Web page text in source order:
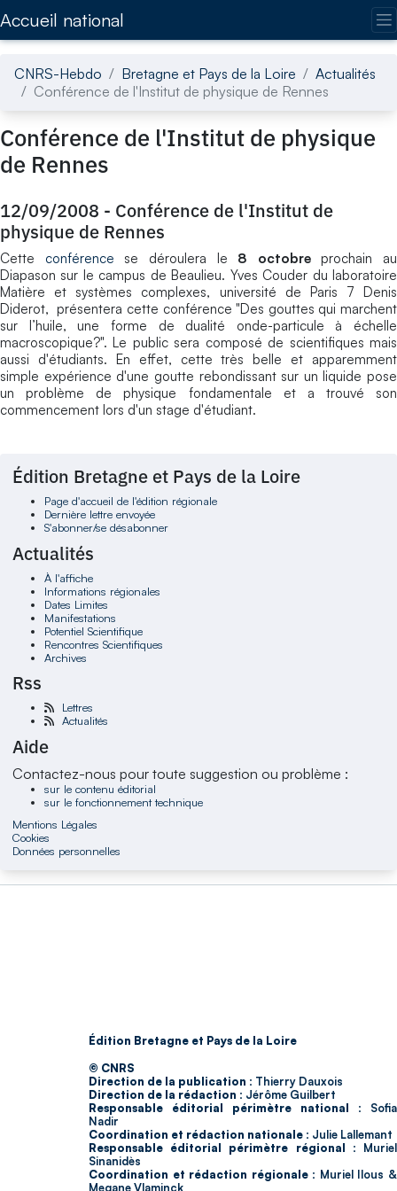
Accueil national
CNRS-Hebdo Bretagne et Pays de la Loire
Actualités
Conférence de l'Institut de physique de Rennes
Conférence de l'Institut de physique
de Rennes
12/09/2008 - Conférence de l'Institut de
physique de Rennes
Cette conférence se déroulera le 8 octobreprochain au
Diapason sur le campus de Beaulieu. Yves Couder du laboratoire
Matière et systèmes complexes, université de Paris 7 Denis
Diderot, présentera cette conférence "Des gouttes qui marchent
sur l’huile, une forme de dualité onde-particule à échelle
macroscopique?". Le public sera composé de scientifiques mais
aussi d'étudiants. En effet, cette très belle et apparemment
simple expérience d'une goutte rebondissant sur un liquide pose
un problème de physique fondamentale et a trouvé son
commencement lors d'un stage d'étudiant.
Édition Bretagne et Pays de la Loire
Page d'accueil de l'édition régionale
Dernière lettre envoyée
S'abonner/se désabonner
Actualités
À l'affiche
Informations régionales
Dates Limites
Manifestations
Potentiel Scientifique
Rencontres Scientifiques
Archives
Rss
Lettres
Actualités
Aide
Contactez-nous pour toute suggestion ou problème :
sur le contenu éditorial
sur le fonctionnement technique
Mentions Légales
Cookies
Données personnelles
Édition Bretagne et Pays de la Loire
© CNRS
Direction de la publication : Thierry Dauxois
Direction de la rédaction : Jérôme Guilbert
Responsable éditorial périmètre national : Sofia
Nadir
Coordination et rédaction nationale : Julie Lallemant
Responsable éditorial périmètre régional : Muriel
Sinanidès
Coordination et rédaction régionale : Muriel Ilous &
Megane Vlaminck